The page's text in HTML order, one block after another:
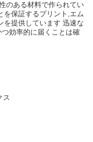
のある材料で作られてい
を保証するプリント,エム
を提供しています 迅速な
効率的に届くことは確
ス